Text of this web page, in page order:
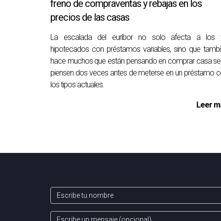
ventas que te ayude a seguir el
ACCEDA A LOS CURSOS
La formación en ventas puede ser cara y
Estos cursos pueden ayudarle a perfeccionar
Por último, hay muchas historias de éxito en
Leer y hablar con otros profesionales de
freno de compraventas y rebajas en los
precios de las casas
La escalada del euríbor no solo afecta a los
hipotecados con préstamos variables, sino que
hace muchos que están pensando en comprar casa
piensen dos veces antes de meterse en un préstamo
los tipos actuales.
Leer